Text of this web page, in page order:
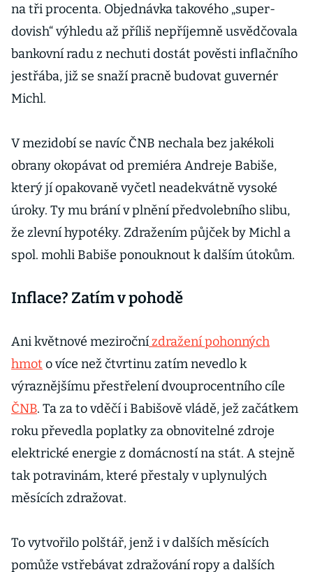
na tři procenta. Objednávka takového „super-
dovish“ výhledu až příliš nepříjemně usvědčovala
bankovní radu z nechuti dostát pověsti inflačního
jestřába, již se snaží pracně budovat guvernér
Michl.
V mezidobí se navíc ČNB nechala bez jakékoli
obrany okopávat od premiéra Andreje Babiše,
který jí opakovaně vyčetl neadekvátně vysoké
úroky. Ty mu brání v plnění předvolebního slibu,
že zlevní hypotéky. Zdražením půjček by Michl a
spol. mohli Babiše ponouknout k dalším útokům.
Inflace? Zatím v pohodě
Ani květnové meziročnízdražení pohonných
hmot o více než čtvrtinu zatím nevedlo k
výraznějšímu přestřelení dvouprocentního cíle
ČNB. Ta za to vděčí i Babišově vládě, jež začátkem
roku převedla poplatky za obnovitelné zdroje
elektrické energie z domácností na stát. A stejně
tak potravinám, které přestaly v uplynulých
měsících zdražovat.
To vytvořilo polštář, jenž i v dalších měsících
pomůže vstřebávat zdražování ropy a dalších